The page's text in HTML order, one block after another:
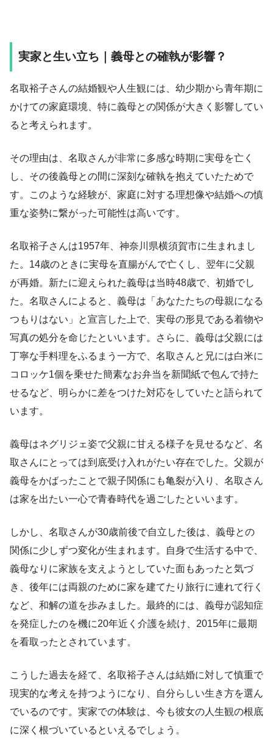
実家と生い立ち｜義母との確執が影響？
名取裕子さんの結婚観や人生観には、幼少期から青年期に
かけての家庭環境、特に義母との関係が大きく影響してい
ると考えられます。
その理由は、名取さんが非常に多感な時期に実母を亡く
し、その後義母との間に深刻な確執を抱えていたためで
す。このような経験が、家庭に対する理想像や結婚への慎
重な姿勢に繋がった可能性は高いです。
名取裕子さんは1957年、神奈川県横須賀市に生まれまし
た。14歳のときに実母を直腸がんで亡くし、翌年に父親
が再婚。新たに迎えられた義母は当時48歳で、初婚でし
た。名取さんによると、義母は「あなたたちの母親になる
つもりはない」と宣言した上で、実母の形見である着物や
写真の処分を命じたといいます。さらに、義母は父親には
丁寧な手料理をふるまう一方で、名取さんと兄には白米に
コロッケ1個を乗せた簡素なお弁当を新聞紙で包んで持た
せるなど、明らかに差をつけた対応をしていたと語られて
います。
義母はネグリジェ姿で父親に甘える様子を見せるなど、名
取さんにとっては到底受け入れがたい存在でした。父親が
義母をかばったことで親子関係にも亀裂が入り、名取さん
は家を出たい一心で青春時代を過ごしたといいます。
しかし、名取さんが30歳前後で自立した後は、義母との
関係に少しずつ変化が生まれます。自身で生活する中で、
義母なりに家族を支えようとしていた面もあったと気づ
き、後年には両親のために家を建てたり旅行に連れて行く
など、和解の道を歩みました。最終的には、義母が認知症
を発症したのを機に20年近く介護を続け、2015年に最期
を看取ったとされています。
こうした過去を経て、名取裕子さんは結婚に対して慎重で
現実的な考えを持つようになり、自分らしい生き方を選ん
でいるのです。実家での体験は、今も彼女の人生観の根底
に深く根づいているといえるでしょう。